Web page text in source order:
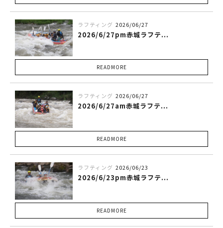
ラフティング 2026/06/27
2026/6/27pm赤城ラフテ...
READMORE
ラフティング 2026/06/27
2026/6/27am赤城ラフテ...
READMORE
ラフティング 2026/06/23
2026/6/23pm赤城ラフテ...
READMORE